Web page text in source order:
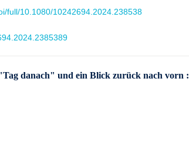
full/10.1080/10242694.2024.238538
danach" und ein Blick zurück nach vorn :